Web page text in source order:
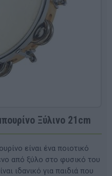
Ξύλινο 21cm
είναι ένα ποιοτικό
από ξύλο στο φυσικό του
ιδανικό για παιδιά που